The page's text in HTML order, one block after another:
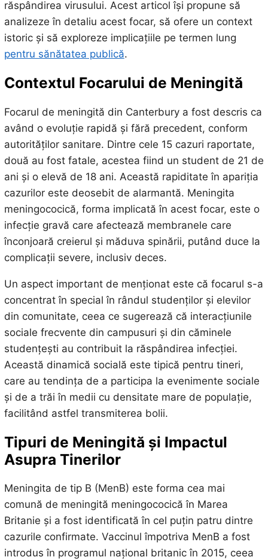
răspândirea virusului. Acest articol își propune să
analizeze în detaliu acest focar, să ofere un context
istoric și să exploreze implicațiile pe termen lung
pentru sănătatea publică.
Contextul Focarului de Meningită
Focarul de meningită din Canterbury a fost descris ca
având o evoluție rapidă și fără precedent, conform
autorităților sanitare. Dintre cele 15 cazuri raportate,
două au fost fatale, acestea fiind un student de 21 de
ani și o elevă de 18 ani. Această rapiditate în apariția
cazurilor este deosebit de alarmantă. Meningita
meningococică, forma implicată în acest focar, este o
infecție gravă care afectează membranele care
înconjoară creierul și măduva spinării, putând duce la
complicații severe, inclusiv deces.
Un aspect important de menționat este că focarul s-a
concentrat în special în rândul studenților și elevilor
din comunitate, ceea ce sugerează că interacțiunile
sociale frecvente din campusuri și din căminele
studențești au contribuit la răspândirea infecției.
Această dinamică socială este tipică pentru tineri,
care au tendința de a participa la evenimente sociale
și de a trăi în medii cu densitate mare de populație,
facilitând astfel transmiterea bolii.
Tipuri de Meningită și Impactul
Asupra Tinerilor
Meningita de tip B (MenB) este forma cea mai
comună de meningită meningococică în Marea
Britanie și a fost identificată în cel puțin patru dintre
cazurile confirmate. Vaccinul împotriva MenB a fost
introdus în programul național britanic în 2015, ceea